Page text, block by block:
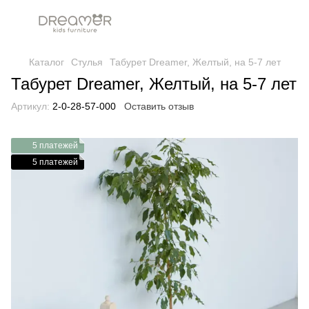
Каталог Стулья Табурет Dreamer, Желтый, на 5-7 лет
Табурет Dreamer, Желтый, на 5-7 лет
Артикул: 2-0-28-57-000 Оставить отзыв
5 платежей
5 платежей